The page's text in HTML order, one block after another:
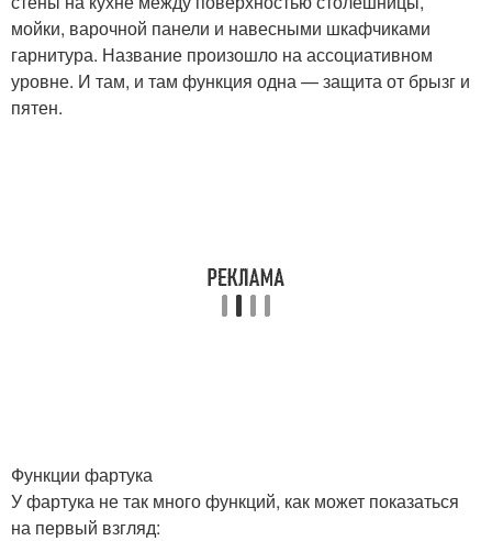
мойки, варочной панели и навесными шкафчиками
гарнитура. Название произошло на ассоциативном
уровне. И там, и там функция одна — защита от брызг и
пятен.
Функции фартука
У фартука не так много функций, как может показаться
на первый взгляд: